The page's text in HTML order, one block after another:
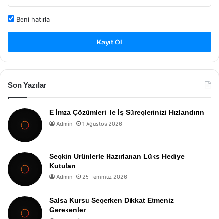
Beni hatırla
Kayıt Ol
Son Yazılar
E İmza Çözümleri ile İş Süreçlerinizi Hızlandırın
Admin 1 Ağustos 2026
Seçkin Ürünlerle Hazırlanan Lüks Hediye
Kutuları
Admin 25 Temmuz 2026
Salsa Kursu Seçerken Dikkat Etmeniz
Gerekenler